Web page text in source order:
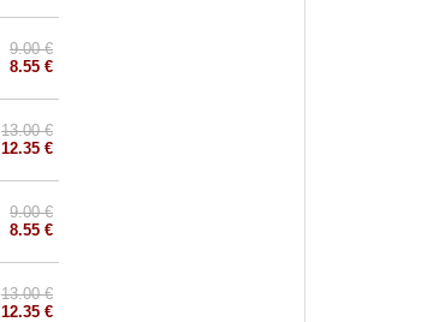
9.00 €
8.55 €
13.00 €
12.35 €
9.00 €
8.55 €
13.00 €
12.35 €